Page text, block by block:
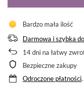
Bardzo mała ilość
Darmowa i szybka
14dni na łatwy
Bezpieczne zakupy
Odroczone płatności